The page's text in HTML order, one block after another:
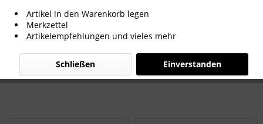
AFL-2509-TS Fingerlift
Mit überstehendem Abdeckpapier
Doppelseitiges Klebeband
mit Papiervliesträger
Artikel in den Warenkorb legen
Merkzettel
Artikelempfehlungen und vieles mehr
Einverstanden
Schließen